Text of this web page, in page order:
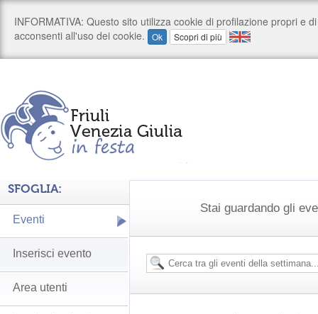
Stai guardando gli
SFOGLIA:
Eventi
Inserisci evento
Area utenti